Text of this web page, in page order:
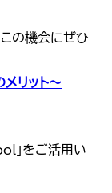
の機会にぜひ
リット～
」をご活用い